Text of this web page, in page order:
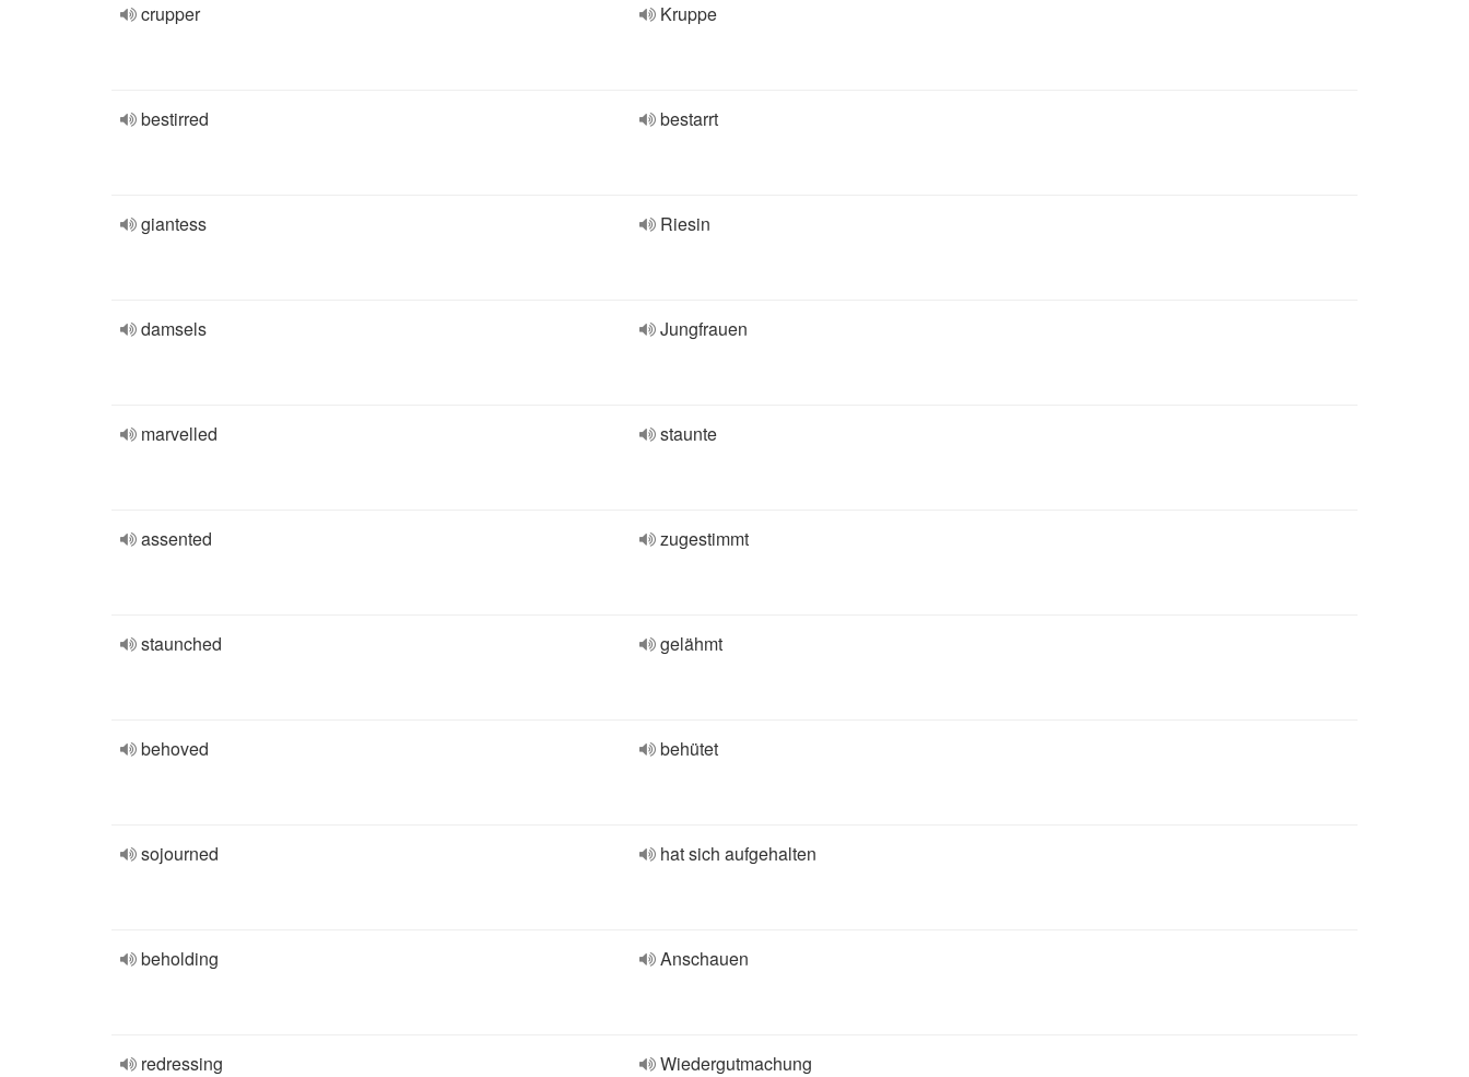
crupper Kruppe
bestirred bestarrt
giantess Riesin
damsels Jungfrauen
marvelled staunte
assented zugestimmt
staunched gelähmt
behoved behütet
sojourned hat sich aufgehalten
beholding Anschauen
redressing Wiedergutmachung